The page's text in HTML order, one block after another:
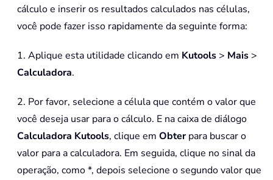
cálculo e inserir os resultados calculados nas células,
você pode fazer isso rapidamente da seguinte forma:
1. Aplique esta utilidade clicando em Kutools > Mais >
Calculadora.
2. Por favor, selecione a célula que contém o valor que
você deseja usar para o cálculo. E na caixa de diálogo
Calculadora Kutools, clique em Obterpara buscar o
valor para a calculadora. Em seguida, clique no sinal da
operação, como *, depois selecione o segundo valor que